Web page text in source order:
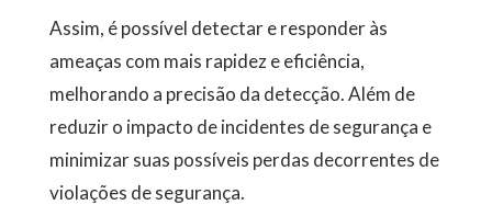
Assim, é possível detectar e responder às
ameaças com mais rapidez e eficiência,
melhorando a precisão da detecção. Além de
reduzir o impacto de incidentes de segurança e
minimizar suas possíveis perdas decorrentes de
violações de segurança.